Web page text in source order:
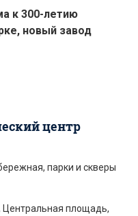
к 300-летию
новый завод
центр
парки и скверы
Центральная площадь,